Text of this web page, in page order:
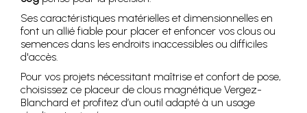
Ses caractéristiques matérielles et dimensionnelles en
font un allié fiable pour placer et enfoncer vos clous ou
semences dans les endroits inaccessibles ou difficiles
d'accès.
Pour vos projets nécessitant maîtrise et confort de pose,
choisissez ce placeur de clous magnétique Vergez-
Blanchard et profitez d’un outil adapté à un usage